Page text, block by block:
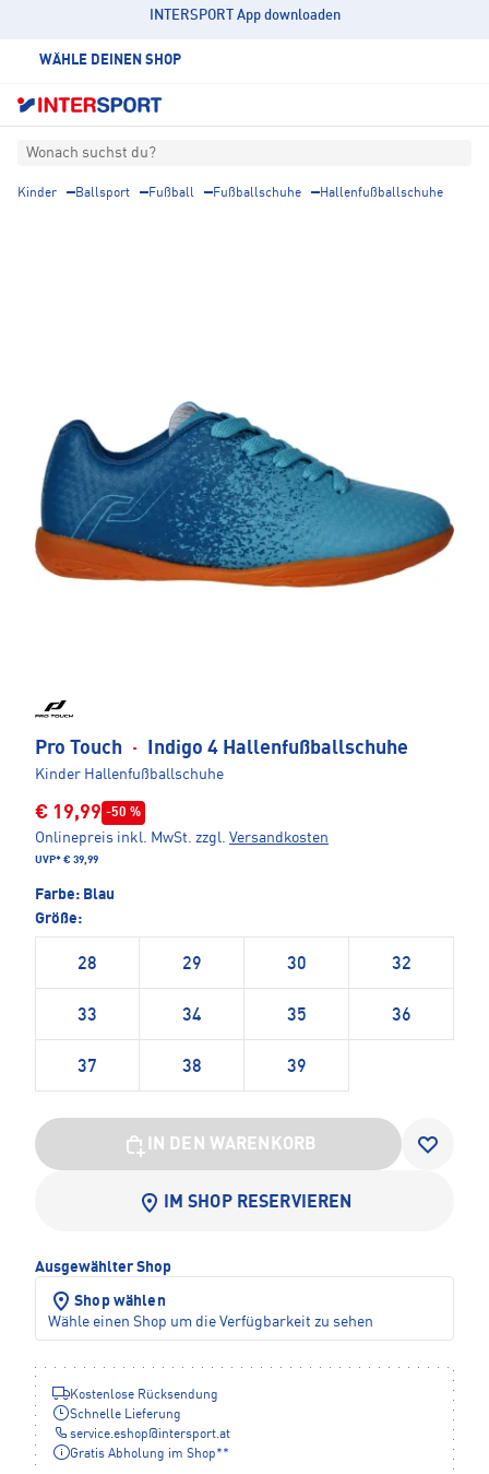
INTERSPORT App downloaden
WÄHLE DEINEN SHOP
Wonach suchst du?
Kinder Ballsport Fußball Fußballschuhe Hallenfußballschuhe
Pro Touch · Indigo 4 Hallenfußballschuhe
Kinder Hallenfußballschuhe
€ 19,99 -50 %
Onlinepreis inkl. MwSt. zzgl. Versandkosten
UVP* € 39,99
Farbe: Blau
Größe:
28 29 30 32
33 34 35 36
37 38 39
IN DEN WARENKORB
IM SHOP RESERVIEREN
Ausgewählter Shop
Shop wählen
Wähle einen Shop um die Verfügbarkeit zu sehen
Kostenlose Rücksendung
Schnelle Lieferung
service.eshop@ intersport.at
Gratis Abholung im Shop**